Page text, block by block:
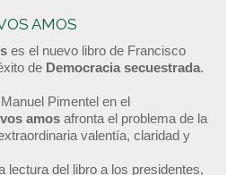
AMOS
es el nuevo libro de Francisco
de Democracia secuestrada.
Pimentel en el
amos afronta el problema de la
valentía, claridad y
lectura del libro a los presidentes,